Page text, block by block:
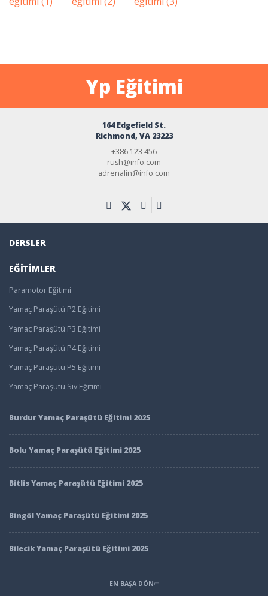
Yp Eğitimi
164 Edgefield St.
Richmond, VA 23223
+386 123 456
rush@info.com
adrenalin@info.com
DERSLER
EĞITIMLER
Paramotor Eğitimi
Yamaç Paraşütü P2 Eğitimi
Yamaç Paraşütü P3 Eğitimi
Yamaç Paraşütü P4 Eğitimi
Yamaç Paraşütü P5 Eğitimi
Yamaç Paraşütü Siv Eğitimi
Burdur Yamaç Paraşütü Eğitimi 2025
Bolu Yamaç Paraşütü Eğitimi 2025
Bitlis Yamaç Paraşütü Eğitimi 2025
Bingöl Yamaç Paraşütü Eğitimi 2025
Bilecik Yamaç Paraşütü Eğitimi 2025
EN BAŞA DÖN